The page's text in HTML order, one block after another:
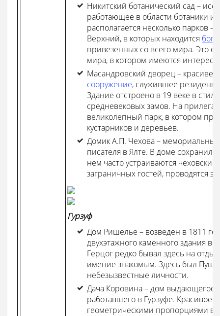
Никитский ботанический сад –
работающее в области ботаники и
располагается несколько парков
Верхний, в которых находится
привезенных со всего мира. Это
мира, в котором имеются
Масандровский дворец –
сооружение, служившее
Здание отстроено в 19 веке в
средневековых замов. На
великолепный парк, в котором
кустарников и деревьев.
Домик А.П. Чехова –
писателя в Ялте. В доме
нем часто устраиваются чеховские
заграничных гостей, проводятся
Гурзуф
Дом Ришелье – возведен в 1811
двухэтажного каменного здания в
Герцог редко бывал здесь на
имение знакомым. Здесь был
небезызвестные личности.
Дача Коровина – дом
работавшего в Гурзуфе. Красивое
геометрическими пропорциями в